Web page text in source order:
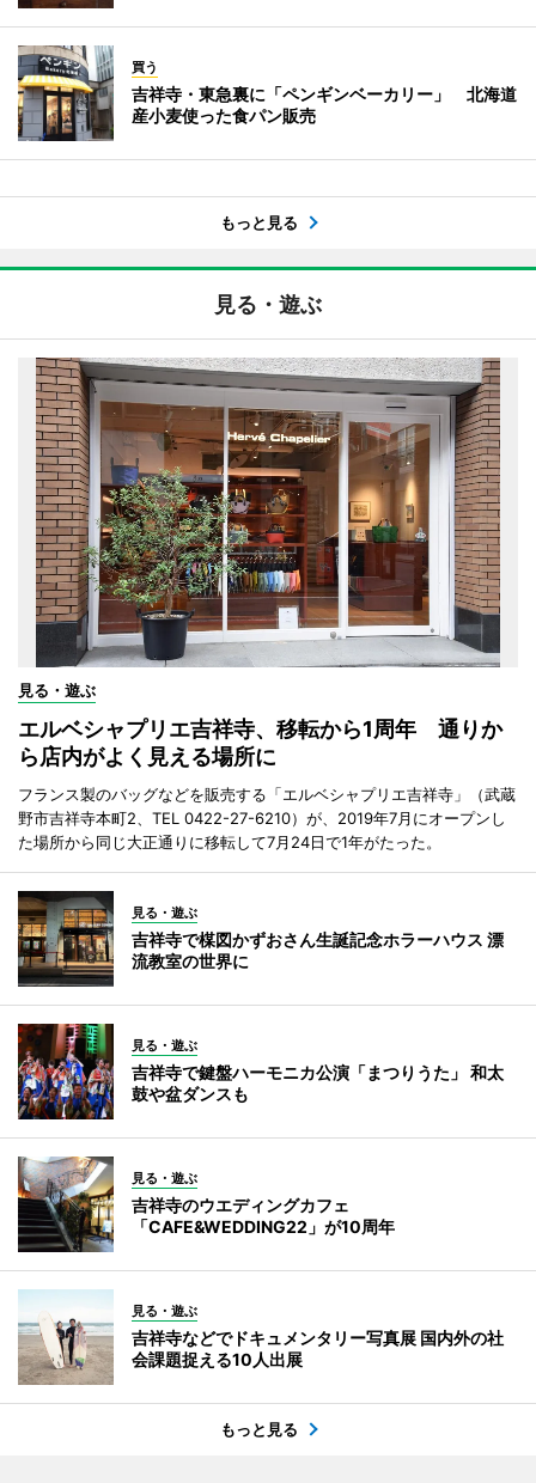
買う
吉祥寺・東急裏に「ペンギンベーカリー」 北海道
産小麦使った食パン販売
もっと見る
見る・遊ぶ
見る・遊ぶ
エルベシャプリエ吉祥寺、移転から1周年 通りか
ら店内がよく見える場所に
フランス製のバッグなどを販売する「エルベシャプリエ吉祥寺」（武蔵
野市吉祥寺本町2、TEL 0422-27-6210）が、2019年7月にオープンし
た場所から同じ大正通りに移転して7月24日で1年がたった。
見る・遊ぶ
吉祥寺で楳図かずおさん生誕記念ホラーハウス 漂
流教室の世界に
見る・遊ぶ
吉祥寺で鍵盤ハーモニカ公演「まつりうた」 和太
鼓や盆ダンスも
見る・遊ぶ
吉祥寺のウエディングカフェ
「CAFE&WEDDING22」が10周年
見る・遊ぶ
吉祥寺などでドキュメンタリー写真展 国内外の社
会課題捉える10人出展
もっと見る